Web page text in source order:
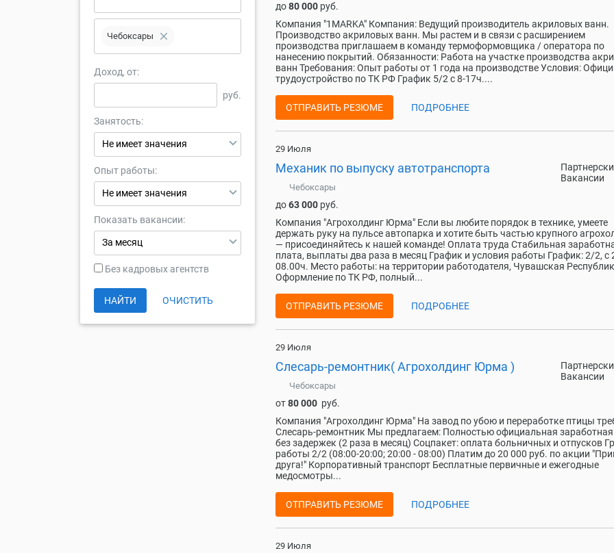
до80 000 руб.
Компания "1MARKA" Компания: Ведущий производитель акриловых ванн.
Производство акриловых ванн. Мы растем и в связи с расширением
производства приглашаем в команду термоформовщика / оператора по
нанесению покрытий. Обязанности: Работа на участке производства
ванн Требования: Опыт работы от 1 года на производстве Условия:
трудоустройство по ТК РФ График 5/2 с 8-17ч....
ОТПРАВИТЬ РЕЗЮМЕ ПОДРОБНЕЕ
29 Июля
Вакансии
Механик по выпуску автотранспорта
Чебоксары
до63 000 руб.
Компания "Агрохолдинг Юрма" Если вы любите порядок в технике, умеете
держать руку на пульсе автопарка и хотите быть частью крупного
— присоединяйтесь к нашей команде! Оплата труда Стабильная
плата, выплаты два раза в месяц График и условия работы График: 2/2, с
08.00ч. Место работы: на территории работодателя, Чувашская
Оформление по ТК РФ, полный...
ОТПРАВИТЬ РЕЗЮМЕ ПОДРОБНЕЕ
29 Июля
Вакансии
Слесарь-ремонтник( Агрохолдинг Юрма )
Чебоксары
от80 000 руб.
Компания "Агрохолдинг Юрма" На завод по убою и переработке птицы
Слесарь-ремонтник Мы предлагаем: Полностью официальная заработная
без задержек (2 раза в месяц) Соцпакет: оплата больничных и отпусков
рaбoты 2/2 (08:00-20:00; 20:00 - 08:00) Платим дo 20 000 руб. по aкции
другa!" Корпоративный транспорт Бесплатные первичные и ежегодные
медосмотры...
ОТПРАВИТЬ РЕЗЮМЕ ПОДРОБНЕЕ
29 Июля
Чебоксары close
Доход, от:
руб.
Занятость:
Не имеет значения
Опыт работы:
Не имеет значения
Показать вакансии:
За месяц
Без кадровых агентств
НАЙТИ ОЧИСТИТЬ